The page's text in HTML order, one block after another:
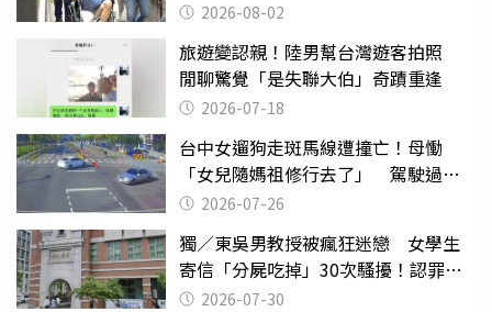
2026-08-02
旅遊變認親！陸男幫台灣遊客拍照
閒聊驚覺「是失聯大伯」奇蹟重逢
2026-07-18
台中女遛狗走斑馬線遭撞亡！母慟
「女兒隨媽祖修行去了」 駕駛過失
致死判9月
2026-07-26
獨／東吳男教授被瘋狂迷戀 女學生
寄信「分屍吃掉」30次騷擾！認罪免
關 2026-07-30